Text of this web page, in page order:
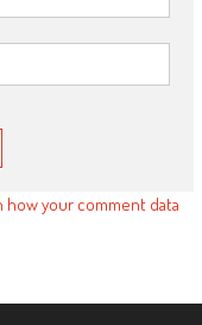
how your comment data